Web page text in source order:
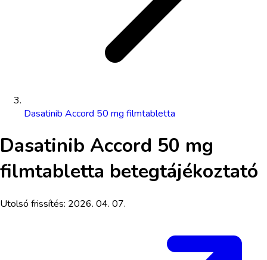
Dasatinib Accord 50 mg filmtabletta
Dasatinib Accord 50 mg
filmtabletta betegtájékoztató
Utolsó frissítés: 2026. 04. 07.